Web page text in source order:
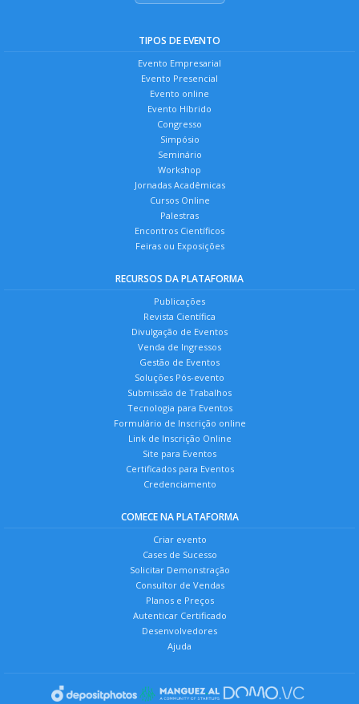
TIPOS DE EVENTO
Evento Empresarial
Evento Presencial
Evento online
Evento Híbrido
Congresso
Simpósio
Seminário
Workshop
Jornadas Acadêmicas
Cursos Online
Palestras
Encontros Científicos
Feiras ou Exposições
RECURSOS DA PLATAFORMA
Publicações
Revista Científica
Divulgação de Eventos
Venda de Ingressos
Gestão de Eventos
Soluções Pós-evento
Submissão de Trabalhos
Tecnologia para Eventos
Formulário de Inscrição online
Link de Inscrição Online
Site para Eventos
Certificados para Eventos
Credenciamento
COMECE NA PLATAFORMA
Criar evento
Cases de Sucesso
Solicitar Demonstração
Consultor de Vendas
Planos e Preços
Autenticar Certificado
Desenvolvedores
Ajuda